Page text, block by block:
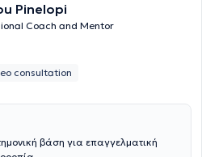
Pinelopi
Coach and Mentor
consultation
βάση για επαγγελματική